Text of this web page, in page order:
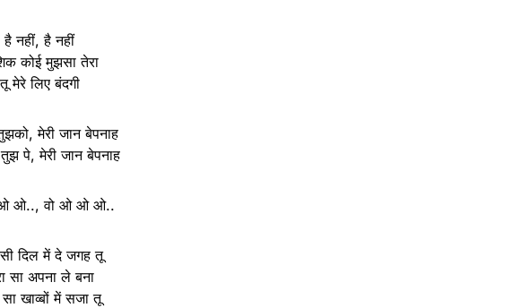
है नहीं, है नहीं
कोई मुझसा तेरा
तू मेरे लिए बंदगी
मेरी जान बेपनाह
पे, मेरी जान बेपनाह
ओ.., वो ओ ओ ओ..
दिल में दे जगह तू
सा अपना ले बना
खाव्बों में सजा तू